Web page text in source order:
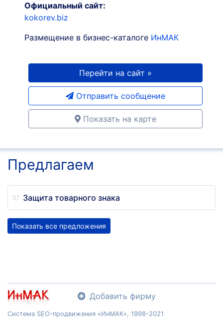
Официальный сайт:
kokorev.biz
Размещение в бизнес-каталоге ИнМАК
Перейти на сайт »
Отправить сообщение
Показать на карте
Предлагаем
Защита товарного знака
Показать все предложения
Добавить фирму
Система SEO-продвижения «ИнМАК», 1998-2021